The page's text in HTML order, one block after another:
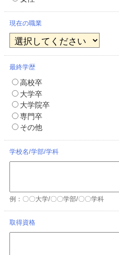
現在の職業
最終学歴
高校卒
大学卒
大学院卒
専門卒
その他
学校名/学部/学科
例：〇〇大学/〇〇学部/〇〇学科
取得資格